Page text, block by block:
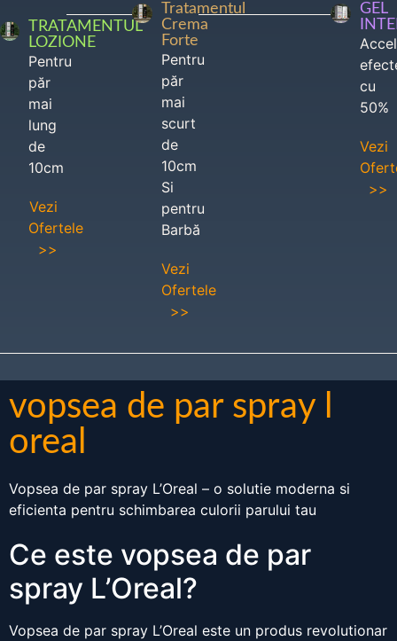
TRATAMENTUL
LOZIONE
Pentru
păr
mai
lung
de
10cm
Vezi
Ofertele
>>
Tratamentul
Crema
Forte
Pentru
păr
mai
scurt
de
10cm
Si
pentru
Barbă
Vezi
Ofertele
>>
GEL
cu
50%
Vezi
>>
vopsea de par spray l
oreal
Vopsea de par spray L’Oreal – o solutie moderna si
eficienta pentru schimbarea culorii parului tau
Ce este vopsea de par
spray L’Oreal?
Vopsea de par spray L’Oreal este un produs revolutionar